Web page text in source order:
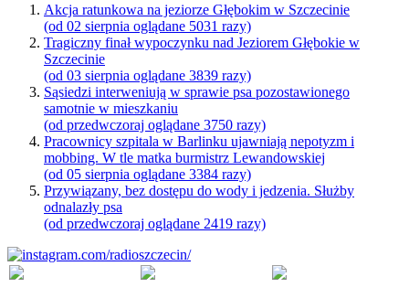
Akcja ratunkowa na jeziorze Głębokim w Szczecinie
(od 02 sierpnia oglądane 5031 razy)
Tragiczny finał wypoczynku nad Jeziorem Głębokie w
Szczecinie
(od 03 sierpnia oglądane 3839 razy)
Sąsiedzi interweniują w sprawie psa pozostawionego
samotnie w mieszkaniu
(od przedwczoraj oglądane 3750 razy)
Pracownicy szpitala w Barlinku ujawniają nepotyzm i
mobbing. W tle matka burmistrz Lewandowskiej
(od 05 sierpnia oglądane 3384 razy)
Przywiązany, bez dostępu do wody i jedzenia. Służby
odnalazły psa
(od przedwczoraj oglądane 2419 razy)